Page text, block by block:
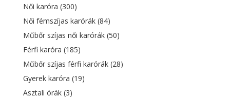
Női karóra (300)
Női fémszíjas karórák (84)
Műbőr szíjas női karórák (50)
Férfi karóra (185)
Műbőr szíjas férfi karórák (28)
Gyerek karóra (19)
Asztali órák (3)